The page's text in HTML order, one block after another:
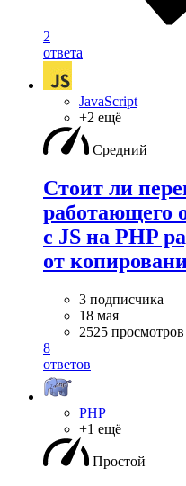
2
ответа
JavaScript
+2 ещё
Средний
Стоит ли
работающего
с JS на PHP
от
3 подписчика
18 мая
2525 просмотров
8
ответов
PHP
+1 ещё
Простой